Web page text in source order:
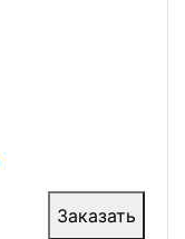
Заказать